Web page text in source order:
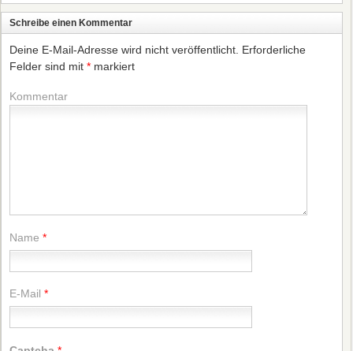
Schreibe einen Kommentar
Deine E-Mail-Adresse wird nicht veröffentlicht. Erforderliche
Felder sind mit * markiert
Kommentar
Name *
E-Mail *